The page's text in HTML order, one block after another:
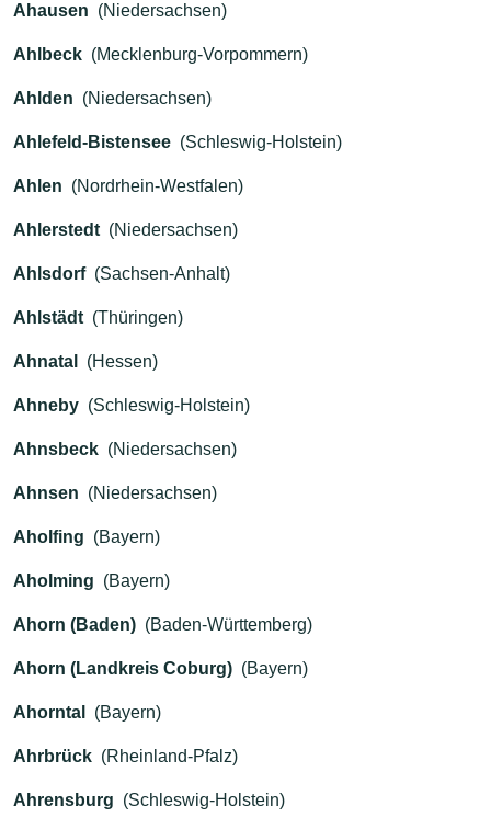
Ahausen (Niedersachsen)
Ahlbeck (Mecklenburg-Vorpommern)
Ahlden (Niedersachsen)
Ahlefeld-Bistensee (Schleswig-Holstein)
Ahlen (Nordrhein-Westfalen)
Ahlerstedt (Niedersachsen)
Ahlsdorf (Sachsen-Anhalt)
Ahlstädt (Thüringen)
Ahnatal (Hessen)
Ahneby (Schleswig-Holstein)
Ahnsbeck (Niedersachsen)
Ahnsen (Niedersachsen)
Aholfing (Bayern)
Aholming (Bayern)
Ahorn (Baden) (Baden-Württemberg)
Ahorn (Landkreis Coburg) (Bayern)
Ahorntal (Bayern)
Ahrbrück (Rheinland-Pfalz)
Ahrensburg (Schleswig-Holstein)